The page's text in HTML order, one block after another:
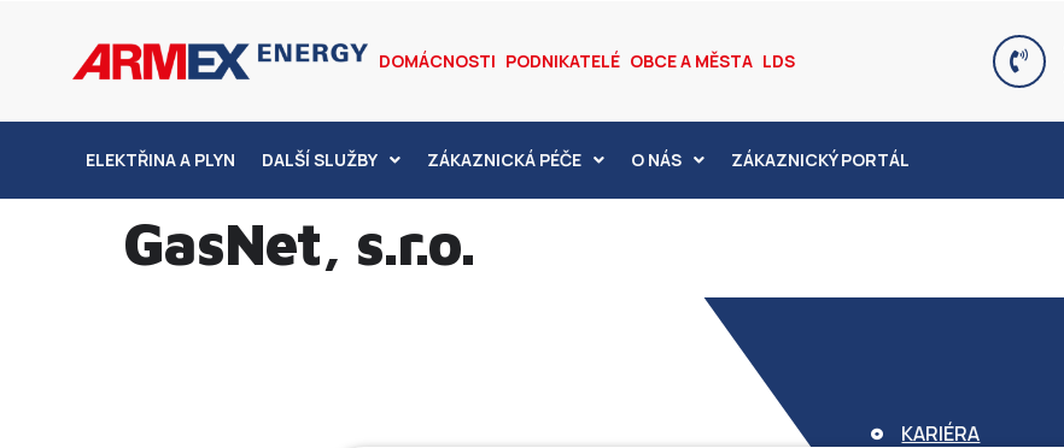
DOMÁCNOSTI PODNIKATELÉ OBCE A MĚSTA LDS
ELEKTŘINA A PLYN DALŠÍ SLUŽBY ZÁKAZNICKÁ PÉČE O NÁS ZÁKAZNICKÝ PORTÁL
GasNet, s.r.o.
KARIÉRA